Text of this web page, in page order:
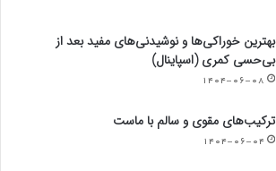
بهترین خوراکی‌ها و نوشیدنی‌های مفید بعد از
بی‌حسی کمری (اسپاینال)
۱۴۰۴-۰۶-۰۸
ترکیب‌های مقوی و سالم با ماست
۱۴۰۴-۰۶-۰۴